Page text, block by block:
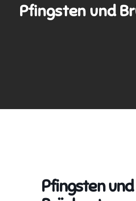
Pfingsten und
Pfingsten und